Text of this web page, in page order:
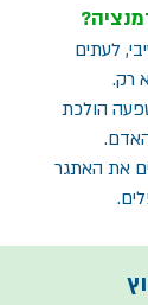
לעתים
רק.
הולכת
את האתגר